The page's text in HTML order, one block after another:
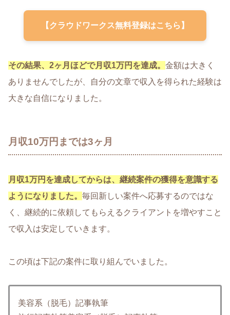
【クラウドワークス無料登録はこちら】
その結果、2ヶ月ほどで月収1万円を達成。 金額は大きく
ありませんでしたが、自分の文章で収入を得られた経験は
大きな自信になりました。
月収10万円までは3ヶ月
月収1万円を達成してからは、継続案件の獲得を意識する
ようになりました。 毎回新しい案件へ応募するのではな
く、継続的に依頼してもらえるクライアントを増やすこと
で収入は安定していきます。
この頃は下記の案件に取り組んでいました。
美容系（脱毛）記事執筆